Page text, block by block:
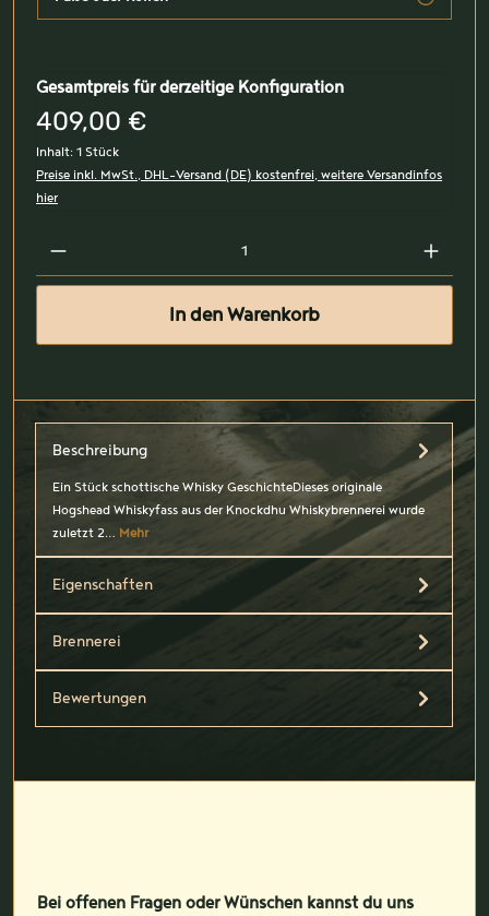
Gesamtpreis für derzeitige Konfiguration
409,00 €
Inhalt: 1 Stück
Preise inkl. MwSt., DHL-Versand (DE) kostenfrei, weitere Versandinfos
hier
In den Warenkorb
Beschreibung
Ein Stück schottische Whisky GeschichteDieses originale
Hogshead Whiskyfass aus der Knockdhu Whiskybrennerei wurde
zuletzt 2… Mehr
Eigenschaften
Brennerei
Bewertungen
Bei offenen Fragen oder Wünschen kannst du uns